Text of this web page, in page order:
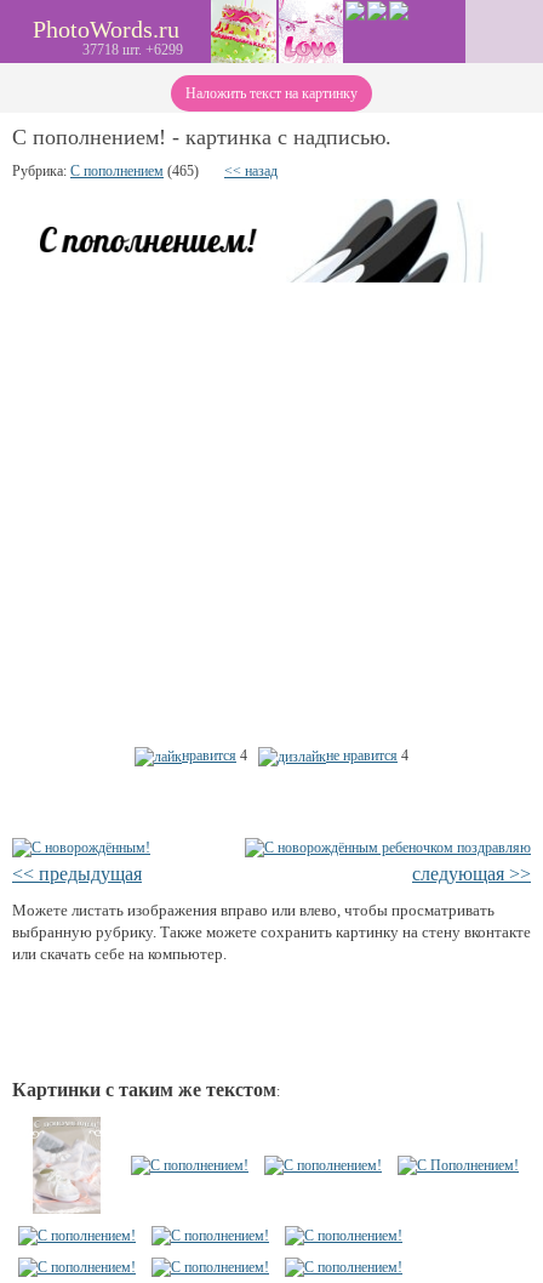
PhotoWords.ru
37718 шт. +6299
Наложить текст на картинку
С пополнением! - картинка с надписью.
Рубрика: С пополнением (465) << назад
нравится 4 не нравится 4
<< предыдущая следующая >>
Можете листать изображения вправо или влево, чтобы просматривать
выбранную рубрику. Также можете сохранить картинку на стену вконтакте
или скачать себе на компьютер.
Картинки с таким же текстом: